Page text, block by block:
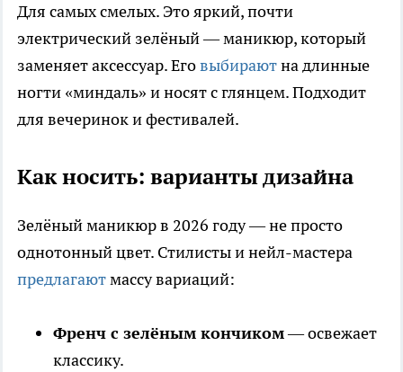
Для самых смелых. Это яркий, почти
электрический зелёный — маникюр, который
заменяет аксессуар. Еговыбираютна длинные
ногти «миндаль» и носят с глянцем. Подходит
для вечеринок и фестивалей.
Как носить: варианты дизайна
Зелёный маникюр в 2026 году — не просто
однотонный цвет. Стилисты и нейл-мастера
предлагаютмассу вариаций:
Френч с зелёным кончиком— освежает
классику.